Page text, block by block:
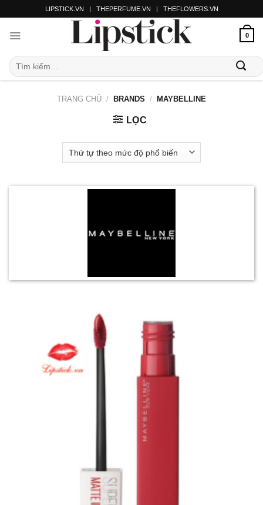
LIPSTICK.VN | THEPERFUME.VN | THEFLOWERS.VN
0
TRANG CHỦ / BRANDS / MAYBELLINE
LỌC